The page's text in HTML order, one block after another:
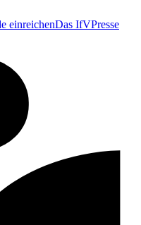
einreichenDas IfVPresse